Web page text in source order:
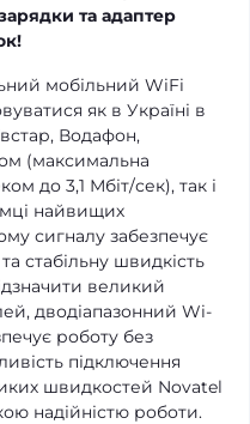
та адаптер
мобільний WiFi
як в Україні в
Водафон,
(максимальна
до 3,1 Мбіт/сек), так і
найвищих
сигналу забезпечує
стабільну швидкість
великий
дводіапазонний Wi-
роботу без
підключення
швидкостей Novatel
надійністю роботи.